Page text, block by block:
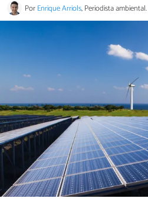
PorEnrique Arriols, Periodista ambiental.